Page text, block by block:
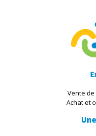
Vente de
Achat et